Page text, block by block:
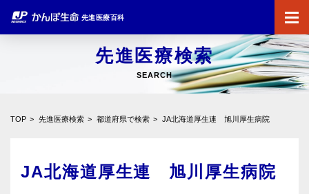
先進医療百科
先進医療検索
SEARCH
TOP 先進医療検索 都道府県で検索 JA北海道厚生連 旭川厚生病院
JA北海道厚生連 旭川厚生病院